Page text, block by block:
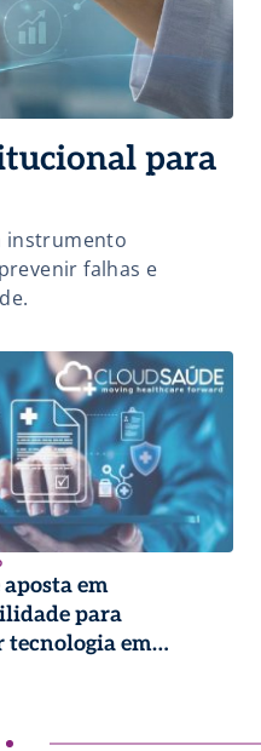
para
instrumento
falhas e
em
para
em